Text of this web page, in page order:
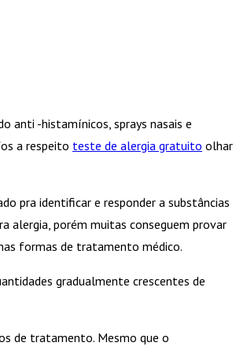
anti -histamínicos, sprays nasais e
a respeito teste de alergia gratuito olhar
pra identificar e responder a substâncias
alergia, porém muitas conseguem provar
formas de tratamento médico.
gradualmente crescentes de
de tratamento. Mesmo que o